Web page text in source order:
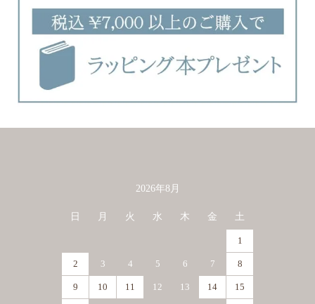
2026年8月
日 月 火 水 木 金 土
1
2 3 4 5 6 7 8
9 10 11 12 13 14 15